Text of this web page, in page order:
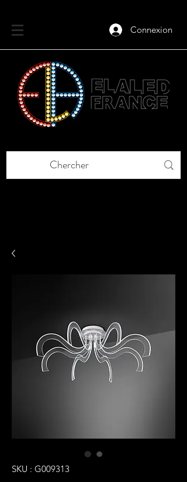
Connexion
SKU : G009313